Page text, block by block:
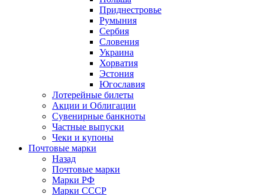
Приднестровье
Румыния
Сербия
Словения
Украина
Хорватия
Эстония
Югославия
Лотерейные билеты
Акции и Облигации
Сувенирные банкноты
Частные выпуски
Чеки и купоны
Почтовые марки
Назад
Почтовые марки
Марки РФ
Марки СССР